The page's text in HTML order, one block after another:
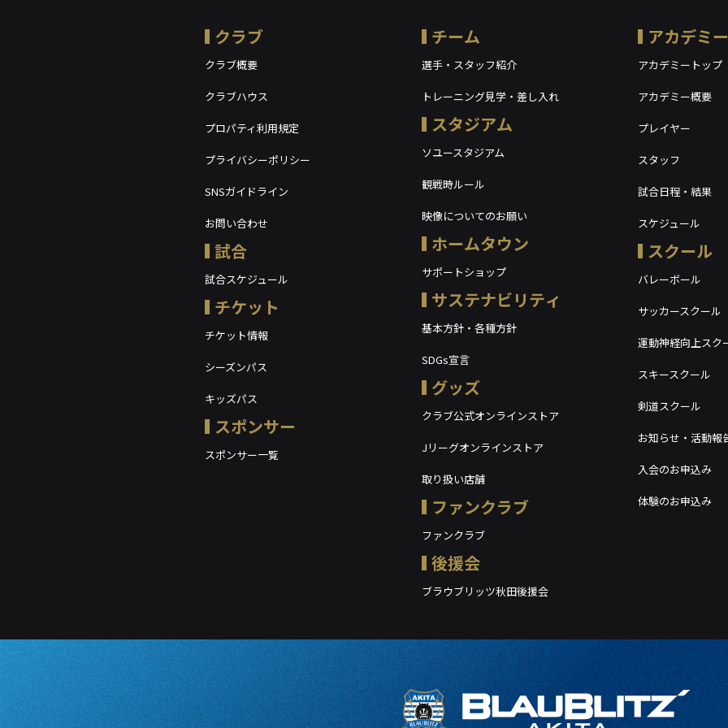
クラブ
クラブ概要
クラブハウス
プロパティ利用規定
プライバシーポリシー
SNSガイドライン
お問い合わせ
試合
試合スケジュール
チケット
チケット情報
シーズンパス
キッズパス
スポンサー
スポンサー一覧
チーム
選手・スタッフ紹介
トレーニング見学・差し入れ
スタジアム
ソユースタジアム
観戦時ルール
映像についてのお願い
ホームタウン
サポートショップ
サステナビリティ
基本方針・各種方針
SDGs宣言
グッズ
クラブ公式オンラインストア
Jリーグオンラインストア
取り扱い店舗
ファンクラブ
ファンクラブ
後援会
ブラウブリッツ秋田後援会
アカデミ
アカデミートップ
アカデミー概要
プレイヤー
スタッフ
試合日程・結果
スケジュール
スクール
バレーボール
サッカースクール
運動神経向上スク
スキースクール
剣道スクール
お知らせ・活動報
入会のお申込み
体験のお申込み